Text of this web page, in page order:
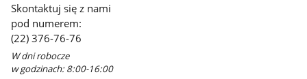
Skontaktuj się z nami
pod numerem:
(22) 376-76-76
W dni robocze
w godzinach: 8:00-16:00